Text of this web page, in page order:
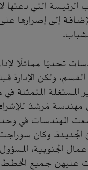
الرئيسة التي دعتها
إلى إصرارها
تحديًا مماثلًا
ولكن
المستغلة
مُرشدٌ للإشراف
المهندسات في
الجديدة. وكان
الجنوبية،
جميع الخطط